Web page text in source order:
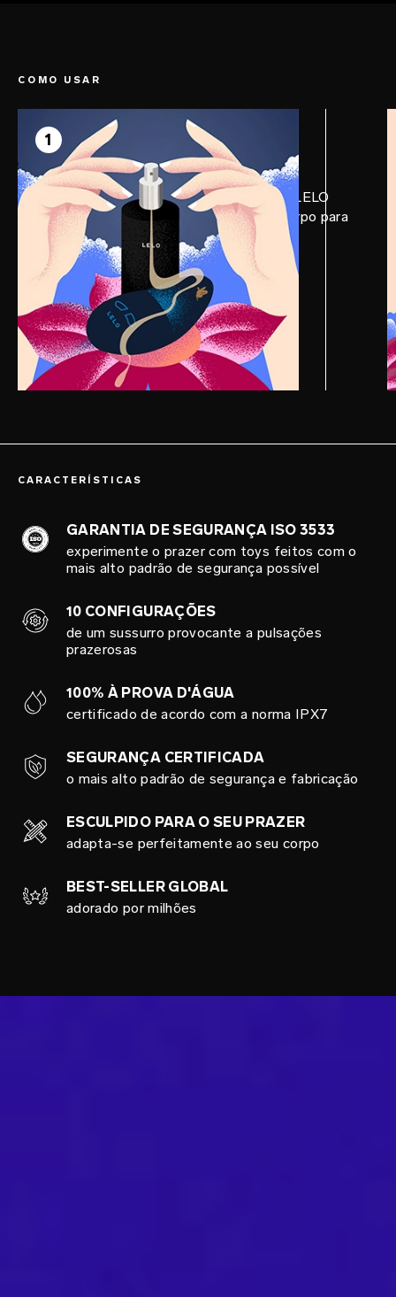
COMO USAR
1 Prepare
Aplique uma quantidade generosa de LELO
Personal Moisturizer no NEA™ 3 e corpo para
uma experiência ainda mais gostosa.
CARACTERÍSTICAS
GARANTIA DE SEGURANÇA ISO 3533
experimente o prazer com toys feitos com o
mais alto padrão de segurança possível
10 CONFIGURAÇÕES
de um sussurro provocante a pulsações
prazerosas
100% À PROVA D'ÁGUA
certificado de acordo com a norma IPX7
SEGURANÇA CERTIFICADA
o mais alto padrão de segurança e fabricação
ESCULPIDO PARA O SEU PRAZER
adapta-se perfeitamente ao seu corpo
BEST-SELLER GLOBAL
adorado por milhões